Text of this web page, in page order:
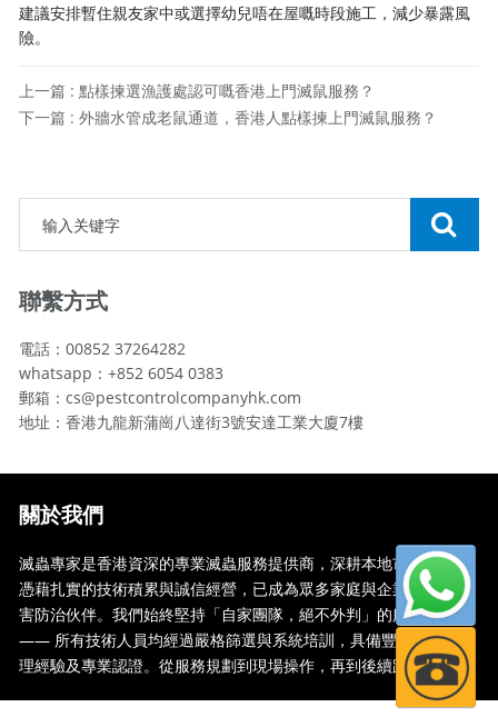
建議安排暫住親友家中或選擇幼兒唔在屋嘅時段施工，減少暴露風
險。
上一篇 : 點樣揀選漁護處認可嘅香港上門滅鼠服務？
下一篇 : 外牆水管成老鼠通道，香港人點樣揀上門滅鼠服務？
聯繫方式
電話：00852 37264282
whatsapp：+852 6054 0383
郵箱：cs@pestcontrolcompanyhk.com
地址：香港九龍新蒲崗八達街3號安達工業大廈7樓
關於我們
滅蟲專家是香港資深的專業滅蟲服務提供商，深耕本地市場多年，
憑藉扎實的技術積累與誠信經營，已成為眾多家庭與企業信賴的蟲
害防治伙伴。我們始終堅持「自家團隊，絕不外判」的服務承諾
—— 所有技術人員均經過嚴格篩選與系統培訓，具備豐富的現場處
理經驗及專業認證。從服務規劃到現場操作，再到後續跟蹤，全...